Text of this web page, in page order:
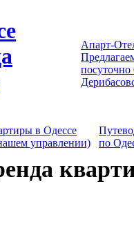
Апарт-
посуточно
в Одессе
управлении)
по